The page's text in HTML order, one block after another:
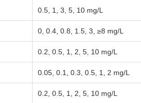
0.5, 1, 3, 5, 10 mg/L
0, 0.4, 0.8, 1.5, 3, ≥8 mg/L
0.2, 0.5, 1, 2, 5, 10 mg/L
0.05, 0.1, 0.3, 0.5, 1, 2 mg/L
0.2, 0.5, 1, 2, 5, 10 mg/L